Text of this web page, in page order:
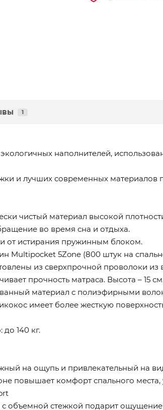
1
наполнителей,
и лучших современных материалов
чистый материал высокой
во время сна и отдыха.
от истирания пружинным блоком.
Multipocket 5Zone (800 штук на
из сверхпрочной проволоки
прочность матраса. Высота – 15
материал с полиэфирными
имеет более жесткую
140 кг.
на ощупь и привлекательный на
повышает комфорт спального места,
объемной стежкой подарит